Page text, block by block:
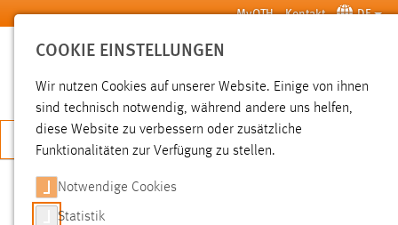
Zum Hauptinhalt springen MyOTH Kontakt DE
SUCHE
JETZT BEWERBEN
SUCHE
COOKIE EINSTELLUNGEN
Wir nutzen Cookies auf unserer Website. Einige von ihnen
sind technisch notwendig, während andere uns helfen,
diese Website zu verbessern oder zusätzliche
Funktionalitäten zur Verfügung zu stellen.
Notwendige Cookies
Statistik